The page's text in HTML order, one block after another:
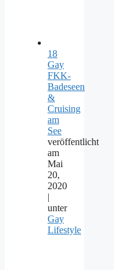
18
Gay
FKK-
Badeseen
&
Cruising
am
See
veröffentlicht
am
Mai
20,
2020
|
unter
Gay
Lifestyle